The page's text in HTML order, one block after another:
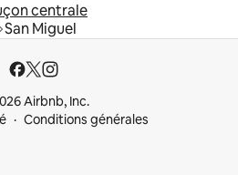
centrale
San Miguel
Airbnb, Inc.
Conditions générales